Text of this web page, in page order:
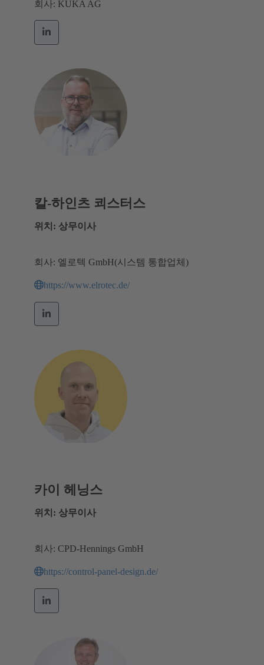
회사: KUKA AG
칼-하인츠 쾨스터스
위치: 상무이사
회사: 엘로텍 GmbH(시스템 통합업체)
https://www.elrotec.de/
카이 헤닝스
위치: 상무이사
회사: CPD-Hennings GmbH
https://control-panel-design.de/